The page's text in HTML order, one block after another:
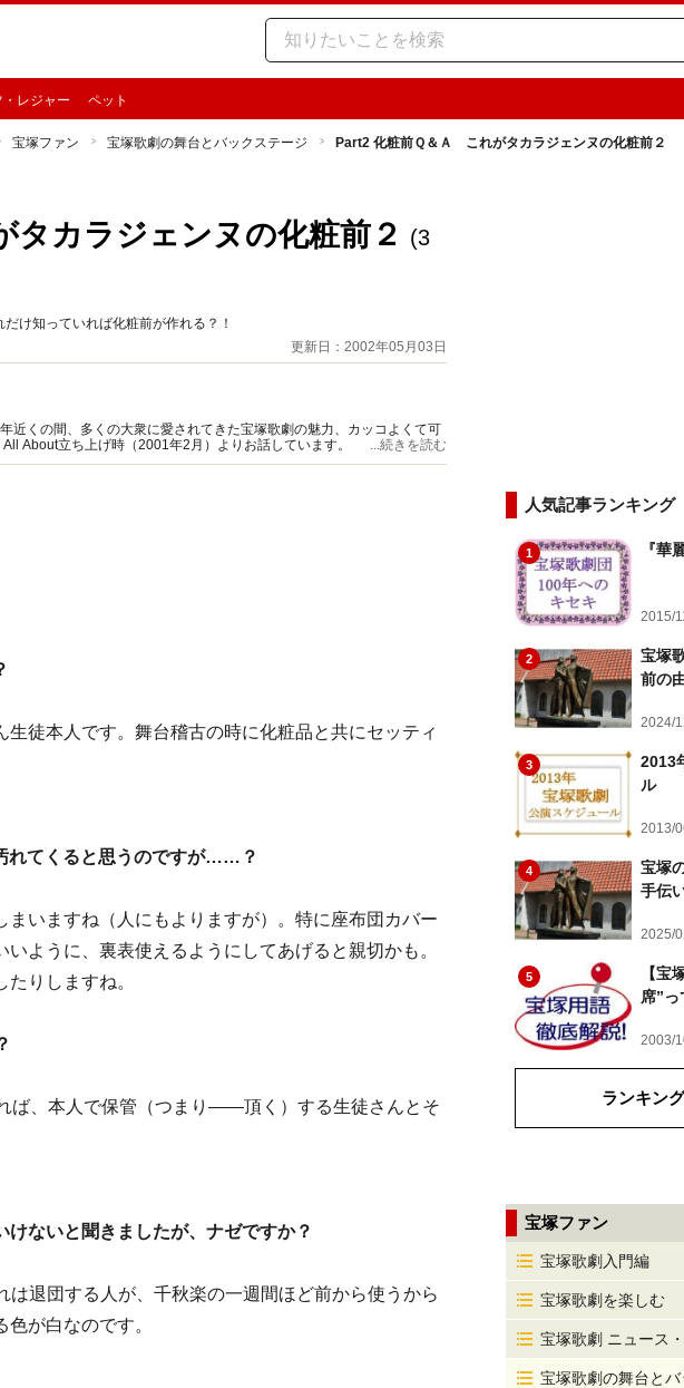
・レジャー ペット
宝塚ファン 宝塚歌劇の舞台とバックステージ Part2 化粧前Ｑ＆Ａ これがタカラジェンヌの化粧前２
カラジェンヌの化粧前２
(3
け知っていれば化粧前が作れる？！
更新日：2002年05月03日
近くの間、多くの大衆に愛されてきた宝塚歌劇の魅力、カッコよくて可
About立ち上げ時（2001年2月）よりお話しています。
...続きを読む
徒本人です。舞台稽古の時に化粧品と共にセッティ
れてくると思うのですが……？
いますね（人にもよりますが）。特に座布団カバー
ように、裏表使えるようにしてあげると親切かも。
りしますね。
ば、本人で保管（つまり――頂く）する生徒さんとそ
ないと聞きましたが、ナゼですか？
退団する人が、千秋楽の一週間ほど前から使うから
が白なのです。
人気記事ランキング
1 『華
2015/
2
宝塚
前の
2024/
3
2013
ル
2013/
4
宝塚
手伝
2025/
5
【
席”
2003/
ランキン
宝塚ファン
宝塚歌劇入門編
宝塚歌劇を楽しむ
宝塚歌劇 ニュース
宝塚歌劇の舞台と